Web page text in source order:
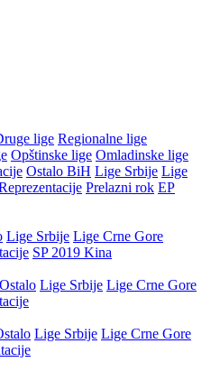
lige Regionalne lige
Opštinske lige Omladinske lige
Ostalo BiH Lige Srbije Lige
Prelazni rok EP
Lige Srbije Lige Crne Gore
SP 2019 Kina
Ostalo Lige Srbije Lige Crne Gore
Lige Srbije Lige Crne Gore